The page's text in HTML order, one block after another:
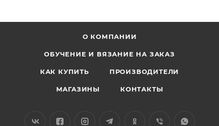
О КОМПАНИИ
ОБУЧЕНИЕ И ВЯЗАНИЕ НА ЗАКАЗ
КАК КУПИТЬ ПРОИЗВОДИТЕЛИ
МАГАЗИНЫ КОНТАКТЫ